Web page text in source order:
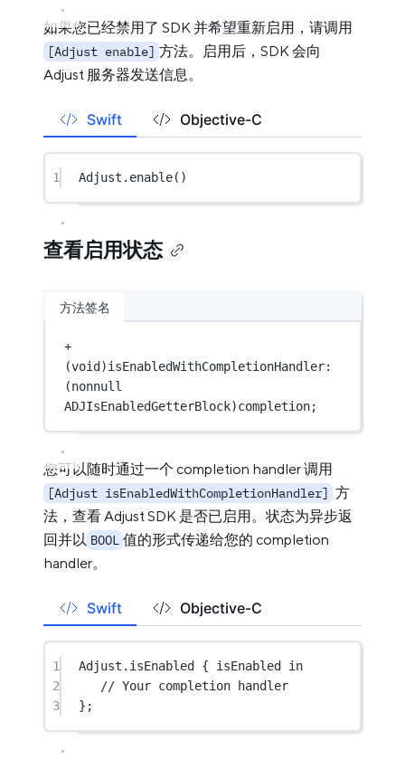
如果您已经禁用了 SDK 并希望重新启用，请调用
[Adjust enable] 方法。启用后，SDK 会向
Adjust 服务器发送信息。
Swift Objective-C
1 Adjust. enable()
查看启用状态
方法签名
+
(void )isEnabledWithCompletionHandler:
(nonnull
ADJIsEnabledGetterBlock)completion;
您可以随时通过一个 completion handler 调用
[Adjust isEnabledWithCompletionHandler] 方
法，查看 Adjust SDK 是否已启用。状态为异步返
回并以 BOOL 值的形式传递给您的 completion
handler。
Swift Objective-C
1 Adjust. isEnabled { isEnabled in
2
// Your completion handler
3
};